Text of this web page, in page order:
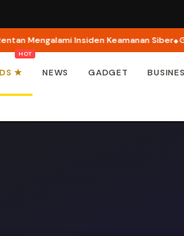
Mengalami Insiden Keamanan Siber
★ NEWS GADGET